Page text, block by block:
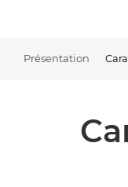
Présentation